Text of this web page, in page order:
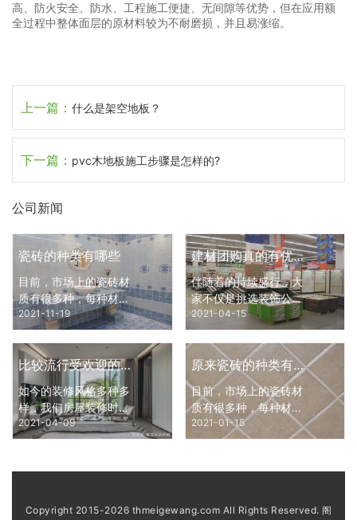
高、防火安全、防水、工程施工便捷、无间隙等优势，但在应用额
全过程中整体面层的原材料较为不耐磨损，并且易涨缩。
上一篇： 什么是架空地板？
下一篇： pvc木地板施工步骤是怎样的?
公司新闻
瓷砖的种类有哪些
目前，市场上的瓷砖材
质有很多种，每种材质
都有它独特的缺点和，
而且每种材质应用的场
所也是不同的。所以，
当我们需要挑选瓷砖
时，要事先了解清楚各
种材质瓷砖的不同特
点，瓷
2021-11-19
建材团购真的有优惠很多吗？
伴随着的持续盛行，大
家不仅是挑选装饰公司
精心挑选了，购买家装
建材也占有非常大的一
部分，如今不会再是家
居建材市场走来走去，
建材团购会是一个购买
的服务平台。1、建材
团购会建材团购会，大
伙儿很有可能对这一语
2021-04-15
比较流行受欢迎的装修有哪些风格？
如今的装修风格多种多
样，我们房屋装修时要
注意很多问题，不是每
一种装修风格都可以随
置新房后，就要开始思
的装修是非常重要的，
2021-04-09
原来瓷砖的种类有这么多
目前，市场上的瓷砖材
质有很多种，每种材质
都有它独特的缺点和，
而且每种材质应用的场
当我们需要挑选瓷砖
种材质瓷砖的不同特
2021-01-15
Copyright 2015-2026 thmeigewang.com All Rights Reserved. 阁